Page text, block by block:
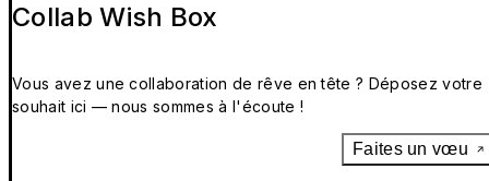
Collab Wish Box
Vous avez une collaboration de rêve en tête ? Déposez votre
souhait ici — nous sommes à l'écoute !
Faites un vœu